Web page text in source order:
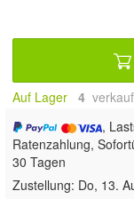
Auf Lager 4
,
Ratenzahlung,
30 Tagen
Zustellung: Do, 13.